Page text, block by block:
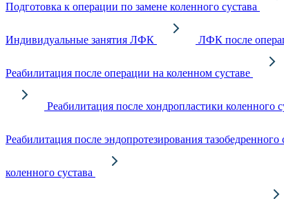
Подготовка к операции по замене коленного сустава
Индивидуальные занятия ЛФК ЛФК после
Реабилитация после операции на коленном суставе
Реабилитация после хондропластики коленного
Реабилитация после эндопротезирования тазобедренного
коленного сустава